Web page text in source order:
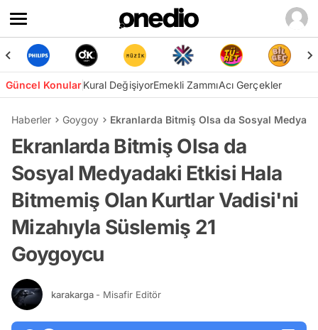
Güncel KonularKural DeğişiyorEmekli ZammıAcı Gerçekler
Haberler Goygoy Ekranlarda Bitmiş Olsa da Sosyal
Ekranlarda Bitmiş Olsa da
Sosyal Medyadaki Etkisi Hala
Bitmemiş Olan Kurtlar Vadisi'ni
Mizahıyla Süslemiş 21
Goygoycu
karakarga - Misafir Editör